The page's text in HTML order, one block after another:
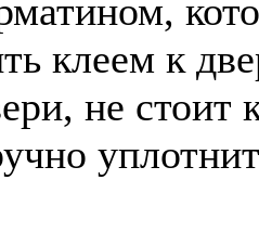
клеем к
не стоит